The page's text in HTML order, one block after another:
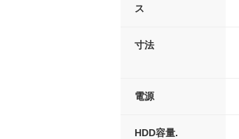
ス
寸法
電源
HDD容量.